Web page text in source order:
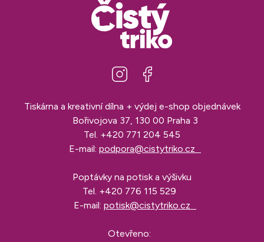
Tiskárna a kreativní dílna + výdej e-shop objednávek
Bořivojova 37, 130 00 Praha 3
Tel. +420 771 204 545
E-mail: podpora@cistytriko.cz
Poptávky na potisk a výšivku
Tel. +420 776 115 529
E-mail: potisk@cistytriko.cz
Otevřeno: